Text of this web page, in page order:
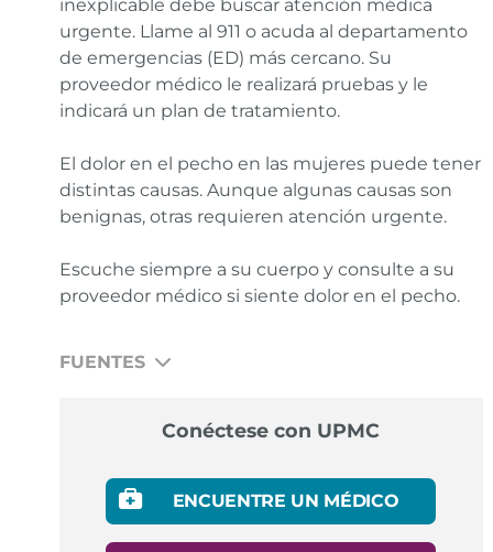
inexplicable debe buscar atención médica
urgente. Llame al 911 o acuda al departamento
de emergencias (ED) más cercano. Su
proveedor médico le realizará pruebas y le
indicará un plan de tratamiento.
El dolor en el pecho en las mujeres puede tener
distintas causas. Aunque algunas causas son
benignas, otras requieren atención urgente.
Escuche siempre a su cuerpo y consulte a su
proveedor médico si siente dolor en el pecho.
FUENTES
Centers for Disease Control and Prevention. About
Women and Heart Disease.Enlace
American Heart Association. Heart Attack Symptoms
in Women.
Enlace
Conéctese con UPMC
ENCUENTRE UN MÉDICO